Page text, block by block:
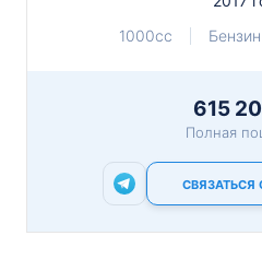
1000cc
Бензин
615
Полная
СВЯЗАТЬСЯ